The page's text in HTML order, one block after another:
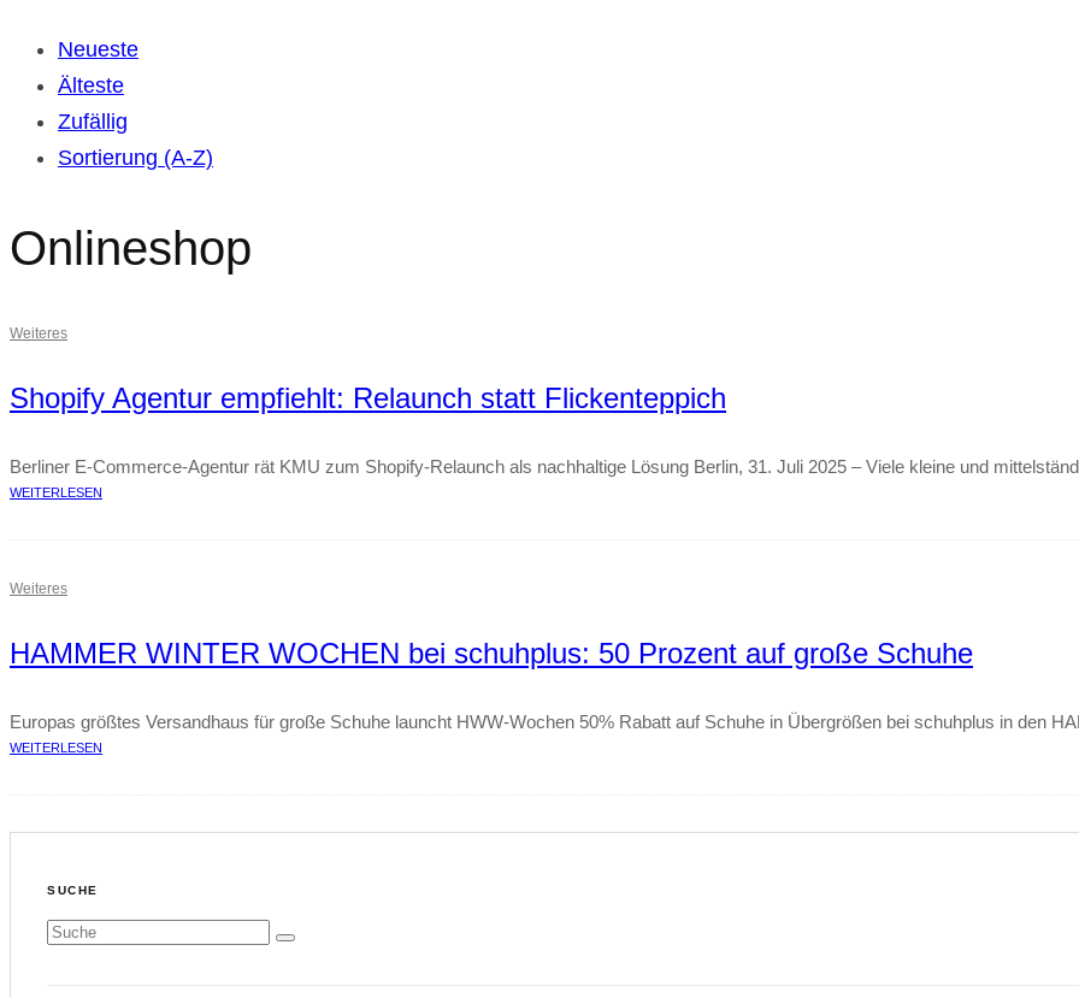
Neueste
Älteste
Zufällig
Sortierung (A-Z)
Onlineshop
Weiteres
Shopify Agentur empfiehlt: Relaunch statt Flickenteppich
Berliner E-Commerce-Agentur rät KMU zum Shopify-Relaunch als nachhaltige Lösung Berlin, 31. Juli 2025 – Viele kleine und
WEITERLESEN
Weiteres
HAMMER WINTER WOCHEN bei schuhplus: 50 Prozent auf große Schuhe
Europas größtes Versandhaus für große Schuhe launcht HWW-Wochen 50% Rabatt auf Schuhe in Übergrößen bei schuhplus in den
WEITERLESEN
SUCHE